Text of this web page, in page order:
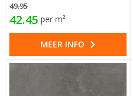
49.95
42.45 per m²
MEER INFO